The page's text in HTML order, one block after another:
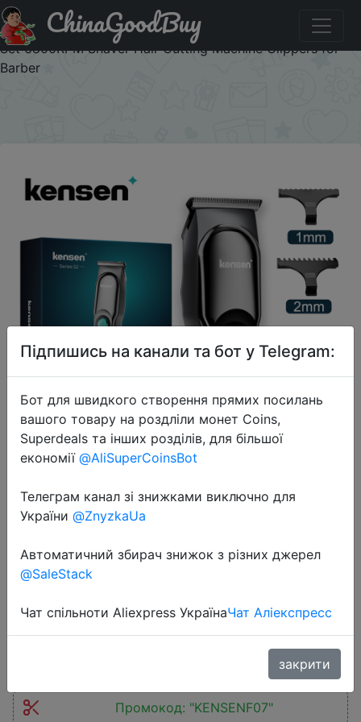
Паридбати з промокодом KENSENF07 KENSEN S2 Hair
Clippers for Men Cordless Beard Trimmer Hair Trimmers
Set 6800RPM Shaver Hair Cutting Machine Clippers for
Barber
ChinaGoodBuy
2025-07-06
KENSEN S2 Hair Clippers for Men
Trimmers Set 6800RPM Shaver Hair
Cutting Machine Clippers for Barber
$8.76
Промокод: "KENSENF07"
Підпишись на канали та бот у Telegram:
Бот для швидкого створення прямих посилань
вашого товару на роздліли монет Coins,
Superdeals та інших розділів, для більшої
економії @AliSuperCoinsBot
Телеграм канал зі знижками виключно для
України @ZnyzkaUa
Автоматичний збирач знижок з різних джерел
@SaleStack
Чат спільноти Aliexpress УкраїнаЧат Аліекспресс
закрити